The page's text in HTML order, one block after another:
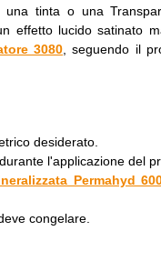
tinta o una
effetto lucido satinato
3080 , seguendo il
desiderato.
l'applicazione del
Permahyd
congelare.